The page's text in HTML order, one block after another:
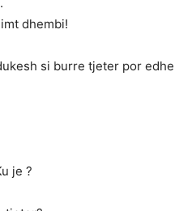
dhembi!
si burre tjeter por edhe
je ?